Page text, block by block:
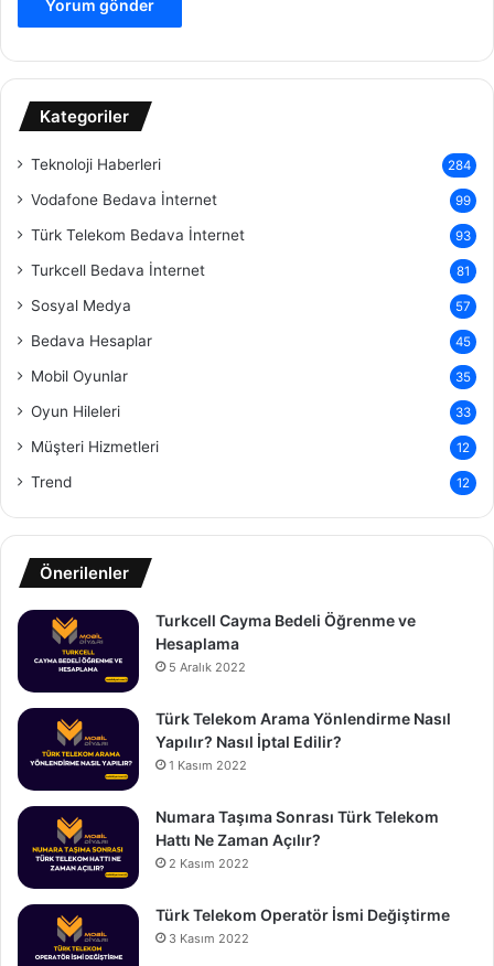
Kategoriler
Teknoloji Haberleri 284
Vodafone Bedava İnternet 99
Türk Telekom Bedava İnternet 93
Turkcell Bedava İnternet 81
Sosyal Medya 57
Bedava Hesaplar 45
Mobil Oyunlar 35
Oyun Hileleri 33
Müşteri Hizmetleri 12
Trend 12
Önerilenler
Turkcell Cayma Bedeli Öğrenme ve
Hesaplama
5 Aralık 2022
Türk Telekom Arama Yönlendirme Nasıl
Yapılır? Nasıl İptal Edilir?
1 Kasım 2022
Numara Taşıma Sonrası Türk Telekom
Hattı Ne Zaman Açılır?
2 Kasım 2022
Türk Telekom Operatör İsmi Değiştirme
3 Kasım 2022